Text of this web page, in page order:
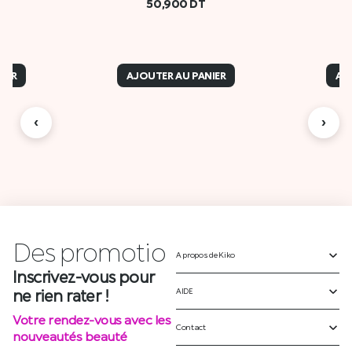
50,900 DT
AJOUTER AU PANIER
‹ ›
promotion
Inscrivez-vous pour
ne rien rater !
Votre rendez-vous avec les
nouveautés beauté
AIDE
Contact